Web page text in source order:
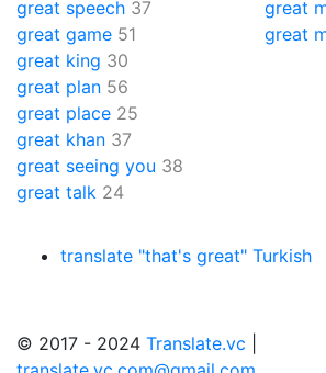
great speech 37
great game 51
great king 30
great plan 56
great place 25
great khan 37
great seeing you 38
great talk 24
great
great
translate "that's great" Turkish
© 2017 - 2024 Translate.vc